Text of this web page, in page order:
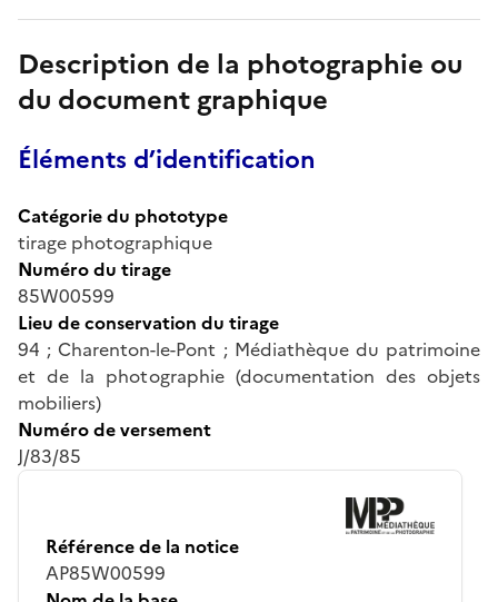
Description de la photographie ou
du document graphique
Éléments d’identification
Catégorie du phototype
tirage photographique
Numéro du tirage
85W00599
Lieu de conservation du tirage
94 ; Charenton-le-Pont ; Médiathèque du patrimoine
et de la photographie (documentation des objets
mobiliers)
Numéro de versement
J/83/85
Référence de la notice
AP85W00599